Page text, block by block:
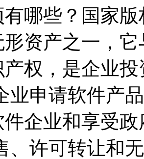
哪些？国家
资产之一，
产权，是企业
业申请软件产
件企业和享受
、许可转让和